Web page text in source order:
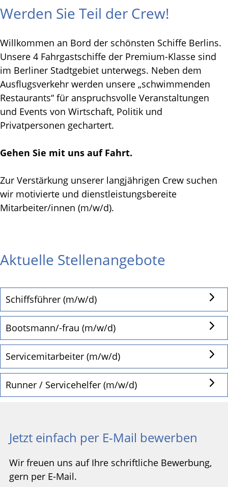
Werden Sie Teil der Crew!
Willkommen an Bord der schönsten Schiffe Berlins.
Unsere 4 Fahrgastschiffe der Premium-Klasse sind
im Berliner Stadtgebiet unterwegs. Neben dem
Ausflugsverkehr werden unsere „schwimmenden
Restaurants“ für anspruchsvolle Veranstaltungen
und Events von Wirtschaft, Politik und
Privatpersonen gechartert.
Gehen Sie mit uns auf Fahrt.
Zur Verstärkung unserer langjährigen Crew suchen
wir motivierte und dienstleistungsbereite
Mitarbeiter/innen (m/w/d).
Aktuelle Stellenangebote
Schiffsführer (m/w/d)
Bootsmann/-frau (m/w/d)
Servicemitarbeiter (m/w/d)
Runner / Servicehelfer (m/w/d)
Jetzt einfach per E-Mail bewerben
Wir freuen uns auf Ihre schriftliche Bewerbung,
gern per E-Mail.